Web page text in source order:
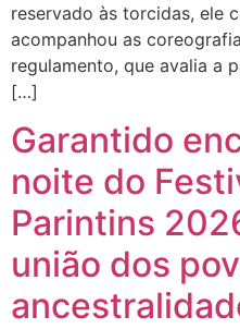
reservado às torcidas, ele
acompanhou as
regulamento, que avalia a
[…]
Garantido
noite do
Parintins
união dos